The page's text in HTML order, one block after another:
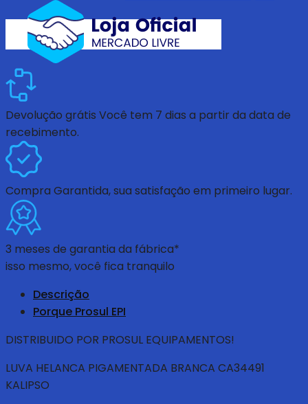
Devolução grátis Você tem 7 dias a partir da data de
recebimento.
Compra Garantida, sua satisfação em primeiro lugar.
3 meses de garantia da fábrica*
isso mesmo, você fica tranquilo
Descrição
Porque Prosul EPI
DISTRIBUIDO POR PROSUL EQUIPAMENTOS!
LUVA HELANCA PIGAMENTADA BRANCA CA34491
KALIPSO